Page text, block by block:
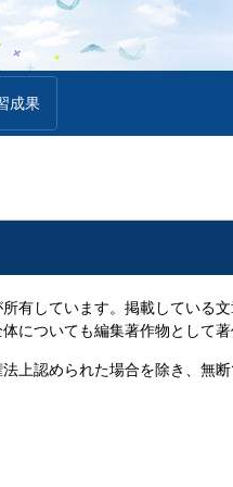
成果
有しています。掲載している
についても編集著作物として著
上認められた場合を除き、無断